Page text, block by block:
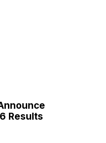
Results